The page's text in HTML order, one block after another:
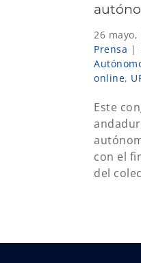
26 mayo,
Prensa |
online,
Este
con el
del